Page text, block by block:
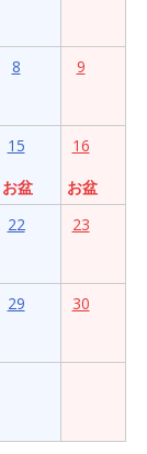
8 9
15
お盆
16
お盆
22 23
29 30